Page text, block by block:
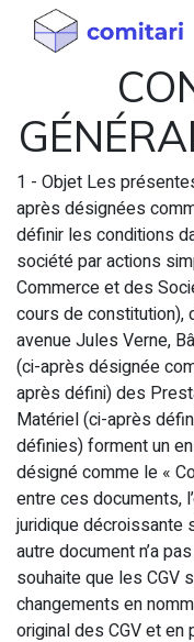
1 - Objet Les
après désignées
définir les conditions
société par actions
Commerce et des
cours de constitution),
avenue Jules Verne,
(ci-après désignée
après défini) des
Matériel (ci-après
définies) forment un
désigné comme le «
entre ces documents,
juridique décroissante
autre document n’a
souhaite que les CGV
changements en
original des CGV et